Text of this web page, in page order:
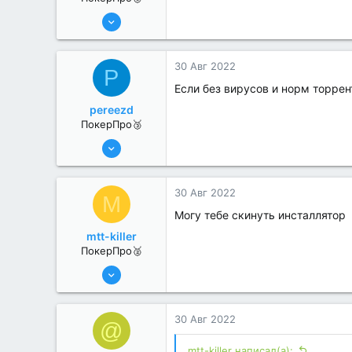
6 Июн 2022
1
P
pereezd
ПокерПро🥉
6 Июн 2022
1
30 Авг 2022
Если без вирусов и норм
M
mtt-killer
ПокерПро🥈
6 Июн 2022
1
30 Авг 2022
Могу тебе скинуть инсталлятор
@ 30 Авг 2022